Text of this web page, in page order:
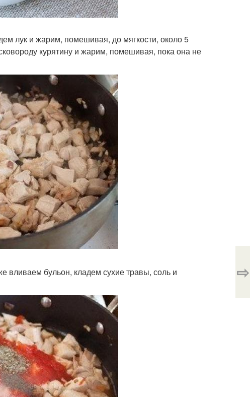
лук и жарим, помешивая, до мягкости, около 5
курятину и жарим, помешивая, пока она не
бульон, кладем сухие травы, соль и
⇨